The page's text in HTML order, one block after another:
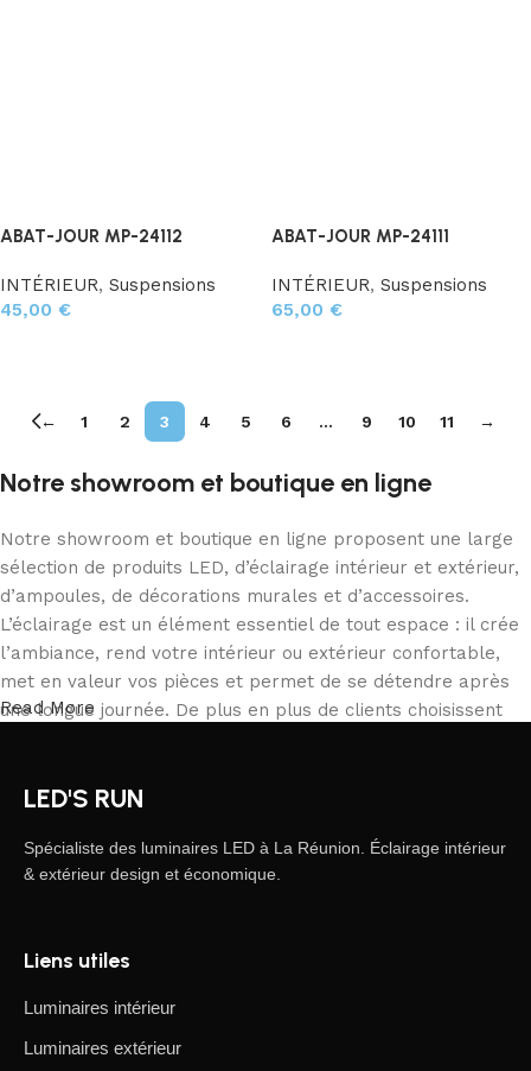
ABAT-JOUR MP-24112
INTÉRIEUR, Suspensions
45,00 €
ABAT-JOUR MP-24111
INTÉRIEUR, Suspensions
65,00 €
← 1 2 3 4 5 6 … 9 10 11 →
Notre showroom et boutique en ligne
Notre showroom et boutique en ligne proposent une large
sélection de produits LED, d’éclairage intérieur et extérieur,
d’ampoules, de décorations murales et d’accessoires.
L’éclairage est un élément essentiel de tout espace : il crée
l’ambiance, rend votre intérieur ou extérieur confortable,
met en valeur vos pièces et permet de se détendre après
une longue journée. De plus en plus de clients choisissent
correspond à leurs besoins. Notre catalogue inclut des
professionnels.
Les fabricants de luminaires LED proposent des créations
modèles uniques conçus par des artisans professionnels,
appréciés par les connaisseurs de design et d’efficacité.
Read More
LED'S RUN
Spécialiste des luminaires LED à La Réunion. Éclairage intérieur
& extérieur design et économique.
Liens utiles
Luminaires intérieur
Luminaires extérieur